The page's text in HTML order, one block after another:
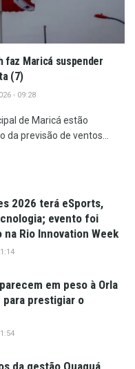
faz Maricá suspender
(7)
- 09:28
de Maricá estão
previsão de ventos...
2026 terá eSports,
evento foi
na Rio Innovation Week
em peso à Orla
para prestigiar o
da gestão Quaquá